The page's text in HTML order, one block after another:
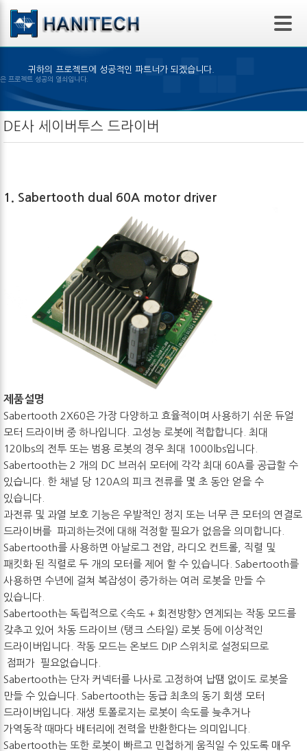
본문 바로가기
귀하의 프로젝트에 성공적인 파트너가 되겠습니다.
알맞은 제품의 선택은 프로젝트 성공의 열쇠입니다.
DE사 세이버투스 드라이버
1. Sabertooth dual 60A motor driver
제품설명
Sabertooth 2X60은 가장 다양하고 효율적이며 사용하기 쉬운 듀얼
모터 드라이버 중 하나입니다. 고성능 로봇에 적합합니다. 최대
120lbs의 전투 또는 범용 로봇의 경우 최대 1000lbs입니다.
Sabertooth는 2 개의 DC 브러쉬 모터에 각각 최대 60A를 공급할 수
있습니다. 한 채널 당 120A의 피크 전류를 몇 초 동안 얻을 수
있습니다.
과전류 및 과열 보호 기능은 우발적인 정지 또는 너무 큰 모터의 연결로
드라이버를 파괴하는것에 대해 걱정할 필요가 없음을 의미합니다.
Sabertooth를 사용하면 아날로그 전압, 라디오 컨트롤, 직렬 및
패킷화 된 직렬로 두 개의 모터를 제어 할 수 있습니다. Sabertooth를
사용하면 수년에 걸쳐 복잡성이 증가하는 여러 로봇을 만들 수
있습니다.
Sabertooth는 독립적으로 <속도 + 회전방향> 연계되는 작동 모드를
갖추고 있어 차동 드라이브 (탱크 스타일) 로봇 등에 이상적인
드라이버입니다. 작동 모드는 온보드 DIP 스위치로 설정되므로
점퍼가 필요없습니다.
Sabertooth는 단자 커넥터를 나사로 고정하여 납땜 없이도 로봇을
만들 수 있습니다. Sabertooth는 동급 최초의 동기 회생 모터
드라이버입니다. 재생 토폴로지는 로봇이 속도를 늦추거나
가역동작 때마다 배터리에 전력을 반환한다는 의미입니다.
Sabertooth는 또한 로봇이 빠르고 민첩하게 움직일 수 있도록 매우